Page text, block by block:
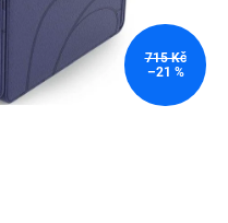
715 Kč
–21 %